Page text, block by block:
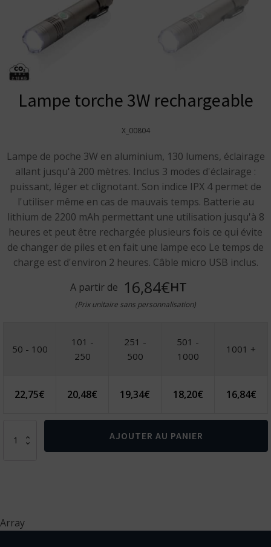
Lampe torche 3W rechargeable
X_00804
Lampe de poche 3W en aluminium, 130 lumens, éclairage
allant jusqu'à 200 mètres. Inclus 3 modes d'éclairage :
puissant, léger et clignotant. Son indice IPX 4 permet de
l'utiliser même en cas de mauvais temps. Batterie au
lithium de 2200 mAh permettant une utilisation jusqu'à 8
heures et peut être rechargée plusieurs fois ce qui évite
de changer de piles et en fait une lampe eco Le temps de
charge est d'environ 2 heures. Câble micro USB inclus.
A partir de 16,84€HT
(Prix unitaire sans personnalisation)
50 - 100
101 -
250
251 -
500
501 -
1000
1001 +
22,75€ 20,48€ 19,34€ 18,20€ 16,84€
AJOUTER AU PANIER
Array